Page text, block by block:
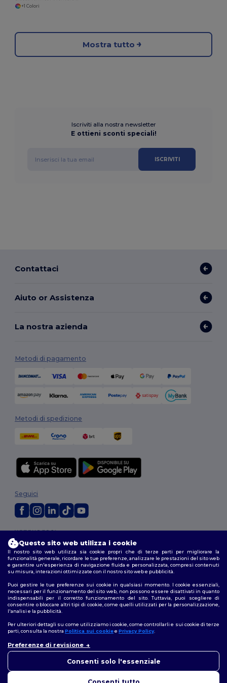
+1 Colori
Mostra tutto
Iscriviti alla nostra newsletter
E ottieni sconti speciali!
ISCRIVITI
Contattaci
Aiuto or Assistenza
La nostra azienda
Metodi di pagamento
Metodi di spedizione
2026. Tutti i diritti riservati
Termini e Condizioni|Politica di personalizzazione
privacy|Politica sui cookie |Site Map
Seguici
Roma |Milano|Napoli|Torino| Palermo|Genova|Bologna
Catania
| Bari
Questo sito web utilizza i cookie
Il nostro sito web utilizza sia cookie propri che di terze parti per migliorare la
funzionalità generale, ricordare le tue preferenze, analizzare le prestazioni del sito web
e garantire un'esperienza di navigazione fluida e personalizzata, compresi contenuti
su misura, interazioni ottimizzate con il nostro sito web e pubblicità.
Puoi gestire le tue preferenze sui cookie in qualsiasi momento. I cookie essenziali,
necessari per il funzionamento del sito web, non possono essere disattivati in quanto
indispensabili per il corretto funzionamento del sito. Tuttavia, puoi scegliere di
consentire o bloccare altri tipi di cookie, come quelli utilizzati per la personalizzazione,
l'analisi e la pubblicità.
Per ulteriori dettagli su come utilizziamo i cookie, come controllarli e sui cookie di terze
parti, consulta la nostra Politica sui cookiee Privacy Policy.
Preferenze di revisione
Consenti solo l'essenziale
Consenti tutto
puoi contattarci in qualsiasi